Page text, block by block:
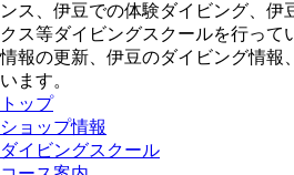
ンス、伊豆での体験ダイビング、伊
クス等ダイビングスクールを行って
情報の更新、伊豆のダイビング情報
います。
トップ
ショップ情報
ダイビングスクール